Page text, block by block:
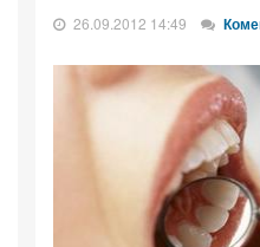
26.09.2012 14:49